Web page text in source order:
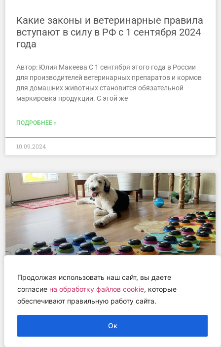
Продолжая использовать наш сайт, вы даете
согласие на обработку файлов cookie, которые
обеспечивают правильную работу сайта.
Ок
Какие законы и ветеринарные правила
вступают в силу в РФ с 1 сентября 2024
года
Автор: Юлия Макеева С 1 сентября этого года в России
для производителей ветеринарных препаратов и кормов
для домашних животных становится обязательной
маркировка продукции. С этой же
ПОДРОБНЕЕ »
10.09.2024
Специалисты Калифорнийского
университета выяснили,
действительно ли собаки понимают
слова